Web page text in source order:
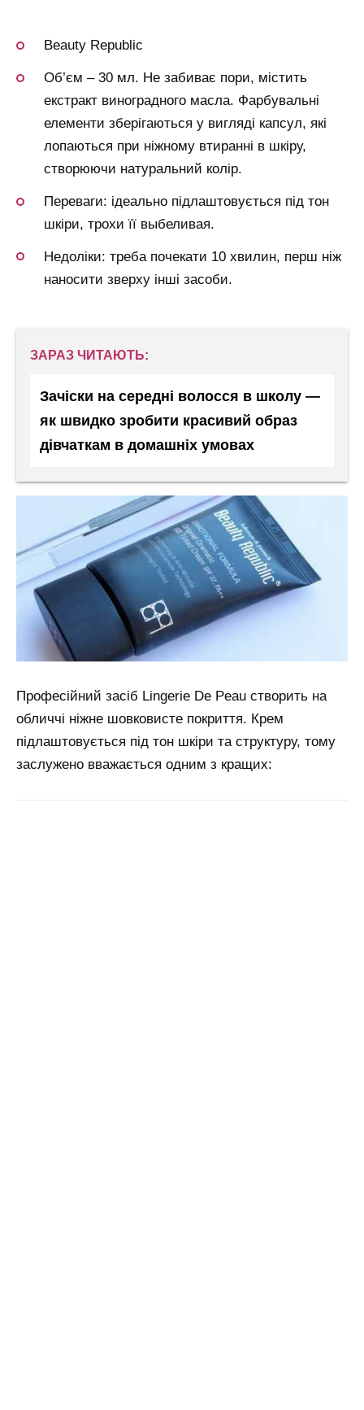
Beauty Republic
Об’єм – 30 мл. Не забиває пори, містить
екстракт виноградного масла. Фарбувальні
елементи зберігаються у вигляді капсул, які
лопаються при ніжному втиранні в шкіру,
створюючи натуральний колір.
Переваги: ідеально підлаштовується під тон
шкіри, трохи її выбеливая.
Недоліки: треба почекати 10 хвилин, перш ніж
наносити зверху інші засоби.
ЗАРАЗ ЧИТАЮТЬ:
Зачіски на середні волосся в школу —
як швидко зробити красивий образ
дівчаткам в домашніх умовах
Професійний засіб Lingerie De Peau створить на
обличчі ніжне шовковисте покриття. Крем
підлаштовується під тон шкіри та структуру, тому
заслужено вважається одним з кращих: